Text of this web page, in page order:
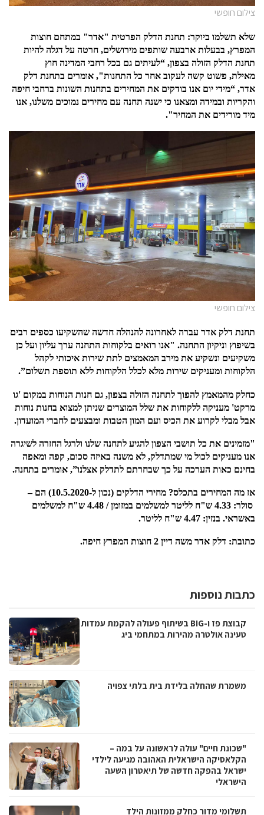
צילום חופשי
שלא תשלמו ביוקר: תחנת הדלק הפרטית "אדר" במתחם חוצות
המפרץ, בבעלות ארבעה שותפים מירושלים, חרטה על דגלה להיות
תחנת הדלק הזולה בצפון, “לעיתים גם בכל רחבי המדינה חוץ
מאילת, פשוט קשה לעקוב אחר כל התחנות", אומרים בתחנת דלק
אדר, “מידי יום אנו בודקים את המחירים בתחנות השונות ברחבי חיפה
והקריות ובמידה ומצאנו כי ישנה תחנה עם מחירים נמוכים משלנו, אנו
מיד מורידים את המחיר".
צילום חופשי
תחנת דלק אדר עברה לאחרונה להנהלה חדשה שהשקיעו כספים רבים
בשיפוץ וניקיון התחנה. "אנו רואים בלקוחות התחנה ערך עליון ועל כן
משקיעים ונשקיע את מירב המאמצים לתת שירות איכותי לקהל
הלקוחות ומעניקים שירות מלא לכלל הלקוחות ללא תוספת תשלום”.
כחלק מהמאמץ להפוך לתחנה הזולה בצפון, גם חנות הנוחות במקום 'גו
מרקט' מעניקה ללקוחות את שלל המוצרים שניתן למצוא בחנות נוחות
אבל מבלי לקרוע את הכיס ועם המון הטבות ומבצעים לחברי המועדון.
"מזמינים את כל תושבי הצפון להגיע לתחנה שלנו ולרגל החזרה לשיגרה
אנו מעניקים לכול מי שמתדלק, לא משנה באיזה סכום, קפה ומאפה
בחינם כאות הערכה על כך שבחרתם לתדלק אצלנו”, אומרים בתחנה.
אז מה המחירים בתכלס? מחירי הדלקים (נכון ל-10.5.2020) הם –
סולר: 4.33 ש"ח לליטר למשלמים במזומן/ 4.48 ש"ח למשלמים
באשראי. בנזין: 4.47 ש"ח לליטר.
כתובת: דלק אדר משה דיין 2 חוצות המפרץ חיפה.
כתבות נוספות
קבוצת פז ו-BIG בשיתוף פעולה להקמת עמדות
טעינה אולטרה מהירות במתחמי ביג
משמרת שהחלה בלידת בית בלתי צפויה
"שכונת חיים" עולה לראשונה על במה –
הקלאסיקה הישראלית האהובה מגיעה לילדי
ישראל בהפקה חדשה של תיאטרון השעה
הישראלי
תשלומי מדור כחלק ממזונות הילד